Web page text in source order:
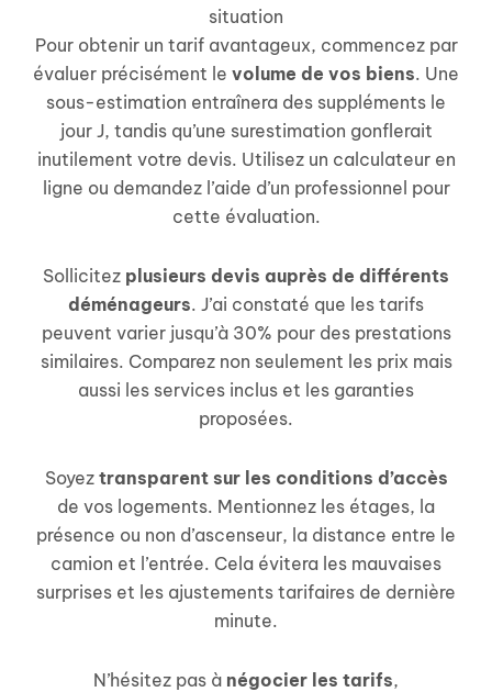
situation
Pour obtenir un tarif avantageux, commencez par
évaluer précisément le volume de vos biens. Une
sous-estimation entraînera des suppléments le
jour J, tandis qu’une surestimation gonflerait
inutilement votre devis. Utilisez un calculateur en
ligne ou demandez l’aide d’un professionnel pour
cette évaluation.
Sollicitez plusieurs devis auprès de différents
déménageurs. J’ai constaté que les tarifs
peuvent varier jusqu’à 30% pour des prestations
similaires. Comparez non seulement les prix mais
aussi les services inclus et les garanties
proposées.
Soyez transparent sur les conditions d’accès
de vos logements. Mentionnez les étages, la
présence ou non d’ascenseur, la distance entre le
camion et l’entrée. Cela évitera les mauvaises
surprises et les ajustements tarifaires de dernière
minute.
N’hésitez pas à négocier les tarifs,